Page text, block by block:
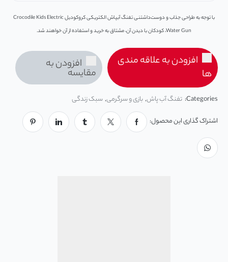
با توجه به طراحی جذاب و دوست‌داشتنی تفنگ آبپاش الکتریکی کروکودیل Crocodile Kids Electric
Water Gun، کودکان با دیدن آن، مشتاق به خرید و استفاده از آن خواهند شد.
افزودن به علاقه مندی
ها
افزودن به
مقایسه
Categories: تفنگ آب پاش,بازی و سرگرمی,سبک زندگی
اشتراک گذاری این محصول: